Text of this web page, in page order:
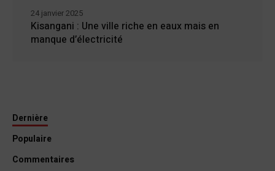
Kisangani : Une ville riche en eaux mais en
manque d’électricité
24 janvier 2025
Dernière
Populaire
Commentaires